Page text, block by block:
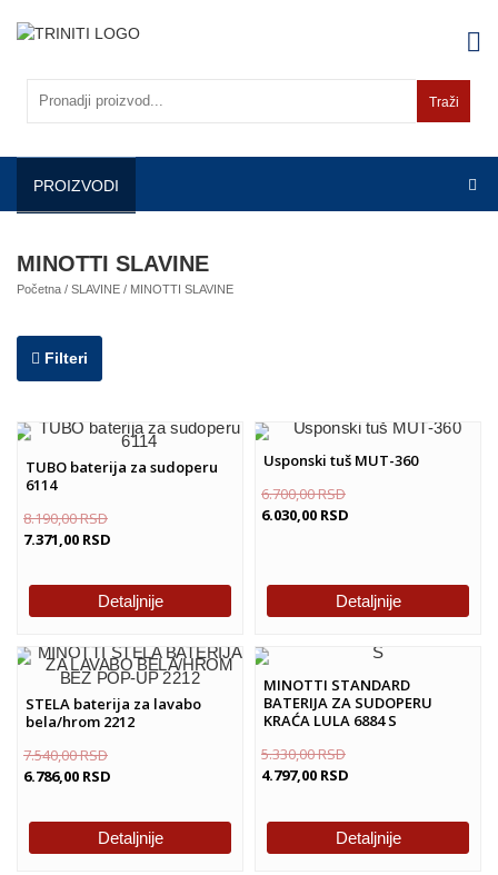
Traži
PROIZVODI
MINOTTI SLAVINE
Početna / SLAVINE / MINOTTI SLAVINE
Filteri
TUBO baterija za sudoperu
6114
8.190,00RSD
7.371,00 RSD
Detaljnije
Usponski tuš MUT-360
6.700,00RSD
6.030,00 RSD
Detaljnije
STELA baterija za lavabo
bela/hrom 2212
7.540,00RSD
6.786,00 RSD
Detaljnije
MINOTTI STANDARD
BATERIJA ZA SUDOPERU
KRAĆA LULA 6884 S
5.330,00RSD
4.797,00 RSD
Detaljnije